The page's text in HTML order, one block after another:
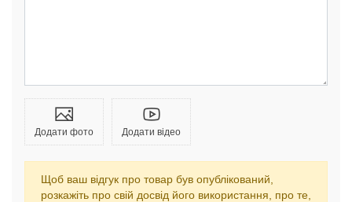
Додати фото Додати відео
Щоб ваш відгук про товар був опублікований,
розкажіть про свій досвід його використання, про те,